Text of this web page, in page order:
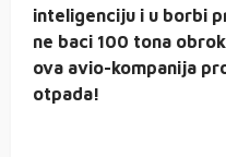
inteligenciju i u borbi
ne baci 100 tona
ova avio-kompanija
otpada!